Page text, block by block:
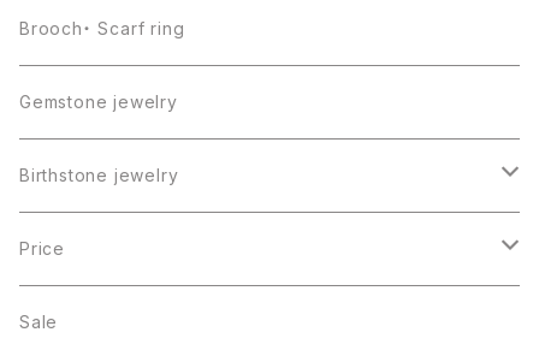
Brooch・ Scarf ring
Gemstone jewelry
Birthstone jewelry
１月・ガーネット
２月・アメジスト
Price
～5000円
Sale